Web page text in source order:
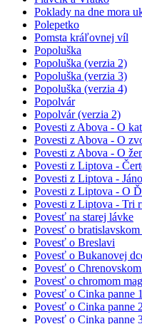
Poklady na dne mora
Polepetko
Pomsta kráľovnej víl
Popoluška
Popoluška (verzia 2)
Popoluška (verzia 3)
Popoluška (verzia 4)
Popolvár
Popolvár (verzia 2)
Povesti z Abova - O
Povesti z Abova - O
Povesti z Abova - O
Povesti z Liptova -
Povesti z Liptova -
Povesti z Liptova - O
Povesti z Liptova - Tri
Povesť na starej lávke
Povesť o
Povesť o Breslavi
Povesť o Bukanovej
Povesť o
Povesť o chromom
Povesť o Cinka panne
Povesť o Cinka panne
Povesť o Cinka panne